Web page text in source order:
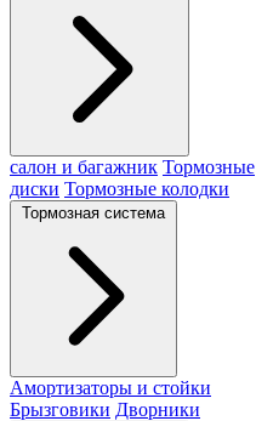
салон и багажник Тормозные
диски Тормозные колодки
Тормозная система
Амортизаторы и стойки
Брызговики Дворники